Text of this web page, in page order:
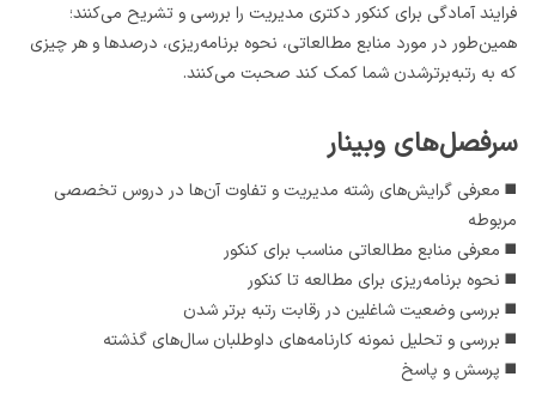
فرایند آمادگی برای کنکور دکتری مدیریت را بررسی و تشریح می‌کنند؛
همین‌طور در مورد منابع مطالعاتی، نحوه برنامه‌ریزی، درصدها و هر چیزی
که به رتبه‌برترشدن شما کمک کند صحبت می‌کنند.
سرفصل‌های وبینار
◼️ معرفی گرایش‌های رشته مدیریت و تفاوت آن‌ها در دروس تخصصی
مربوطه
◼️ معرفی منابع مطالعاتی مناسب برای کنکور
◼️ نحوه برنامه‌ریزی برای مطالعه تا کنکور
◼️ بررسی وضعیت شاغلین در رقابت رتبه برتر شدن
◼️ بررسی و تحلیل نمونه کارنامه‌های داوطلبان سال‌های گذشته
◼️ پرسش و پاسخ